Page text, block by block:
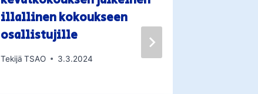
illallinen kokoukseen
osallistujille
Tekijä TSAO 3.3.2024